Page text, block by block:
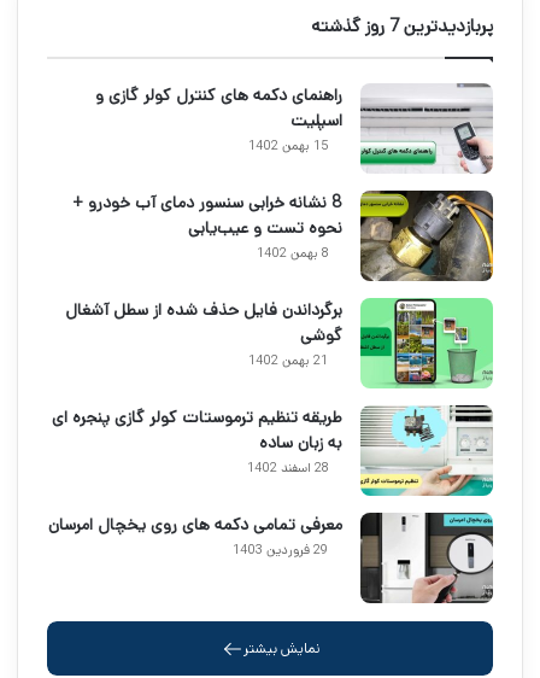
پربازدیدترین 7 روز گذشته
راهنمای دکمه های کنترل کولر گازی و
اسپلیت
15 بهمن 1402
8 نشانه خرابی سنسور دمای آب خودرو +
نحوه تست و عیب‌یابی
8 بهمن 1402
برگرداندن فایل حذف شده از سطل آشغال
گوشی
21 بهمن 1402
طریقه تنظیم ترموستات کولر گازی پنجره ای
به زبان ساده
28 اسفند 1402
معرفی تمامی دکمه های روی یخچال امرسان
29 فروردین 1403
نمایش بیشتر